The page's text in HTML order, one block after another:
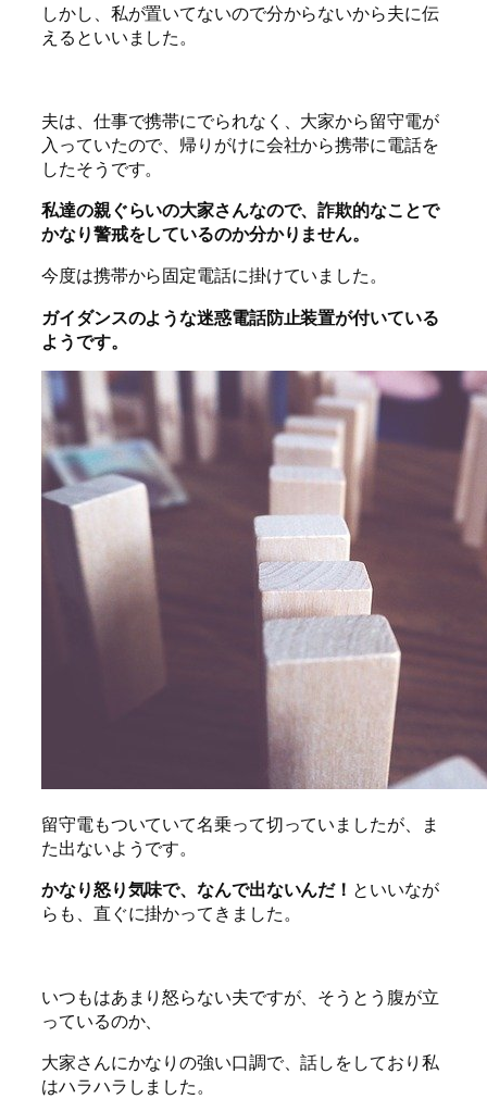
しかし、私が置いてないので分からないから夫に伝
えるといいました。
夫は、仕事で携帯にでられなく、大家から留守電が
入っていたので、帰りがけに会社から携帯に電話を
したそうです。
私達の親ぐらいの大家さんなので、詐欺的なことで
かなり警戒をしているのか分かりません。
今度は携帯から固定電話に掛けていました。
ガイダンスのような迷惑電話防止装置が付いている
ようです。
留守電もついていて名乗って切っていましたが、ま
た出ないようです。
かなり怒り気味で、なんで出ないんだ！ といいなが
らも、直ぐに掛かってきました。
いつもはあまり怒らない夫ですが、そうとう腹が立
っているのか、
大家さんにかなりの強い口調で、話しをしており私
はハラハラしました。